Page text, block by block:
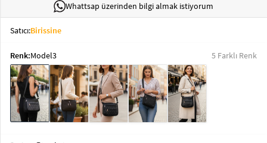
Ev
Giyimkeyboard_arrow_down
Takımlarkeyboard_arrow_down
Elbise
Whattsap üzerinden bilgi almak istiyorum
Satıcı:Birissine
Renk:Model3 5 Farklı Renk